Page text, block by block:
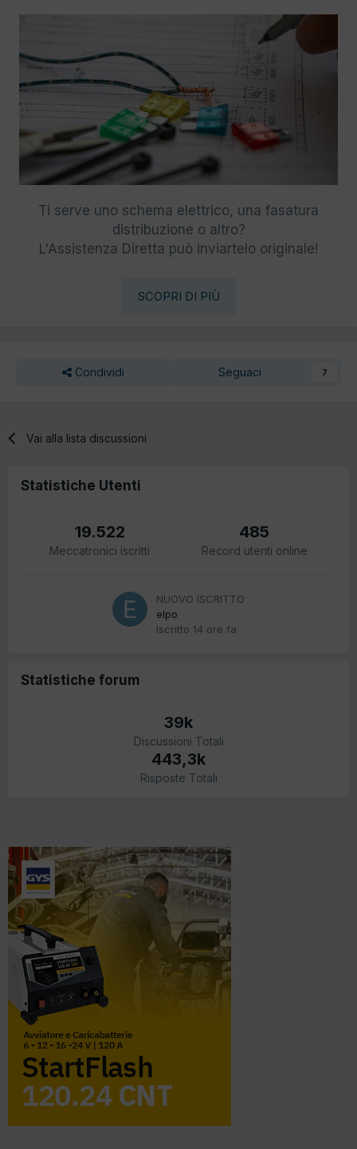
Ti serve uno schema elettrico, una fasatura
distribuzione o altro?
L'Assistenza Diretta può inviartelo originale!
SCOPRI DI PIÙ
Condividi Seguaci 7
Vai alla lista discussioni
Statistiche Utenti
19.522
Meccatronici iscritti
485
Record utenti online
NUOVO ISCRITTO
elpo
Iscritto 14 ore fa
Statistiche forum
39k
Discussioni Totali
443,3k
Risposte Totali